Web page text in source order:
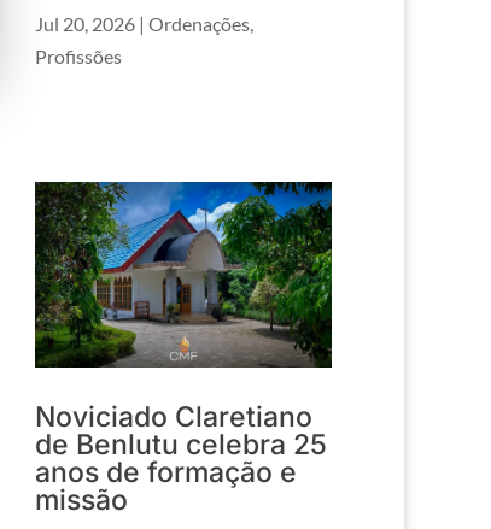
Jul 20, 2026 |Ordenações,
Profissões
Noviciado Claretiano
de Benlutu celebra 25
anos de formação e
missão